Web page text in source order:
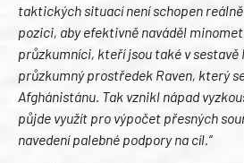
taktických situací není schopen
pozici, aby efektivně naváděl
průzkumníci, kteří jsou také v sestavě
průzkumný prostředek Raven, který
Afghánistánu. Tak vznikl nápad
půjde využít pro výpočet přesných
navedení palebné podpory na cíl.“